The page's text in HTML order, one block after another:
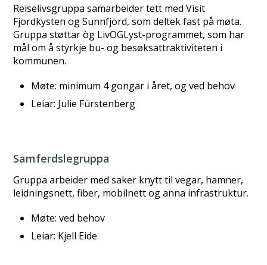
Reiselivsgruppa samarbeider tett med Visit
Fjordkysten og Sunnfjord, som deltek fast på møta.
Gruppa støttar òg LivOGLyst-programmet, som har
mål om å styrkje bu- og besøksattraktiviteten i
kommunen.
Møte: minimum 4 gongar i året, og ved behov
Leiar: Julie Fürstenberg
Samferdslegruppa
Gruppa arbeider med saker knytt til vegar, hamner,
leidningsnett, fiber, mobilnett og anna infrastruktur.
Møte: ved behov
Leiar: Kjell Eide